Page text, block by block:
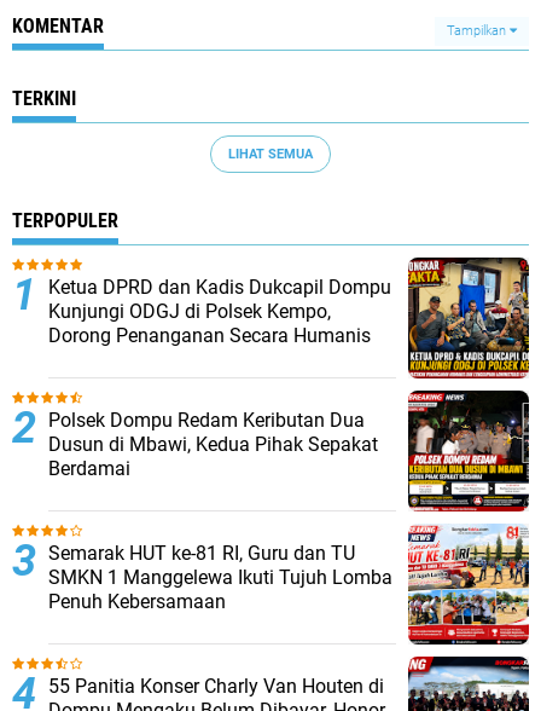
KOMENTAR Tampilkan
TERKINI
LIHAT SEMUA
TERPOPULER
Ketua DPRD dan Kadis Dukcapil Dompu
Kunjungi ODGJ di Polsek Kempo,
Dorong Penanganan Secara Humanis
Polsek Dompu Redam Keributan Dua
Dusun di Mbawi, Kedua Pihak Sepakat
Berdamai
Semarak HUT ke-81 RI, Guru dan TU
SMKN 1 Manggelewa Ikuti Tujuh Lomba
Penuh Kebersamaan
55 Panitia Konser Charly Van Houten di